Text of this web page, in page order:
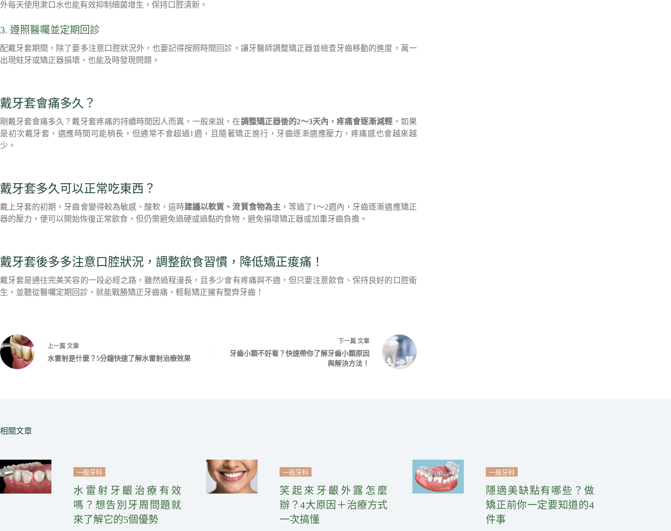
外每天使用漱口水也能有效抑制細菌增生，保持口腔清新。
3. 遵照醫囑並定期回診
配戴牙套期間，除了要多注意口腔狀況外，也要記得按照時間回診，讓牙醫師調整矯正器並檢查牙齒移動的進度，萬一
出現蛀牙或矯正器損壞，也能及時發現問題。
戴牙套會痛多久？
剛戴牙套會痛多久？戴牙套疼痛的持續時間因人而異，一般來說，在調整矯正器後的2～3天內，疼痛會逐漸減輕 ，如果
是初次戴牙套，適應時間可能稍長，但通常不會超過1週，且隨著矯正進行，牙齒逐漸適應壓力，疼痛感也會越來越
少。
戴牙套多久可以正常吃東西？
戴上牙套的初期，牙齒會變得較為敏感、酸軟，這時建議以軟質、流質食物為主 ，等過了1～2週內，牙齒逐漸適應矯正
器的壓力，便可以開始恢復正常飲食，但仍需避免過硬或過黏的食物，避免損壞矯正器或加重牙齒負擔。
戴牙套後多多注意口腔狀況，調整飲食習慣，降低矯正痠痛！
戴牙套是通往完美笑容的一段必經之路，雖然過程漫長，且多少會有疼痛與不適，但只要注意飲食、保持良好的口腔衛
生，並聽從醫囑定期回診，就能戰勝矯正牙齒痛，輕鬆矯正擁有整齊牙齒！
上一篇 文章
水雷射是什麼？5分鐘快速了解水雷射治療效果
下一篇 文章
牙齒小顆不好看？快速帶你了解牙齒小顆原因
與解決方法！
相關文章
一般牙科
水雷射牙齦治療有效
嗎？想告別牙周問題就
來了解它的5個優勢
一般牙科
笑起來牙齦外露怎麼
辦？4大原因＋治療方式
一次搞懂
一般牙科
隱適美缺點有哪些？做
矯正前你一定要知道的4
件事